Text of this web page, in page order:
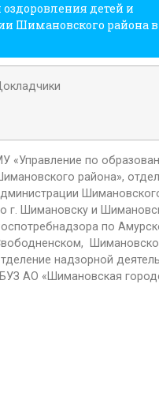
детей и
Шимановского района в
«Управление по
района»,
г. Шимановску и
по
надзорной
АО «Шимановская